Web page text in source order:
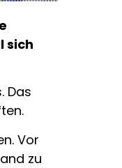
sich
Das
Vor
zu